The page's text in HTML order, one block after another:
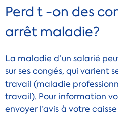
Perd t -on des
arrêt maladie?
La maladie d’un salarié
sur ses congés, qui varient
travail (maladie
travail). Pour information
envoyer l’avis à votre